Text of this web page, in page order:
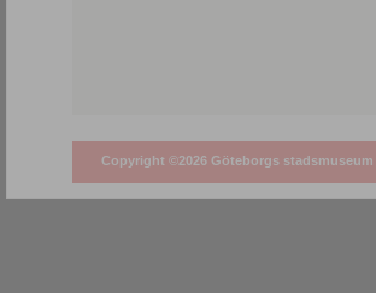
Copyright ©2026 Göteborgs stadsmuseum